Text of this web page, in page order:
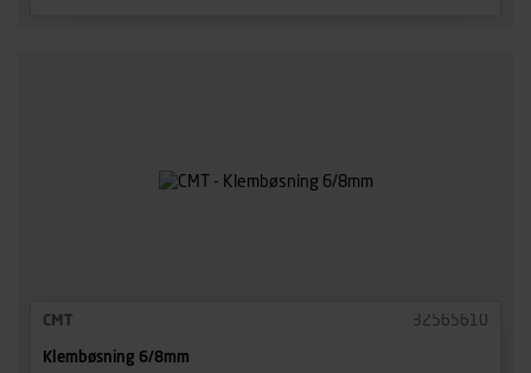
CMT 32565610
Klembøsning 6/8mm